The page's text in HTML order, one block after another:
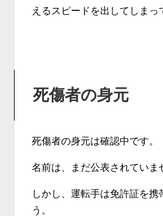
えるスピードを出してしまっ
死傷者の身元
死傷者の身元は確認中です。
名前は、まだ公表されていま
しかし、運転手は免許証を
う。